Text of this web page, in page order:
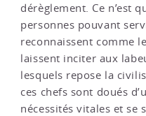
dérèglement. Ce n’est
personnes pouvant
reconnaissent comme
laissent inciter aux
lesquels repose la
ces chefs sont doués
nécessités vitales et se